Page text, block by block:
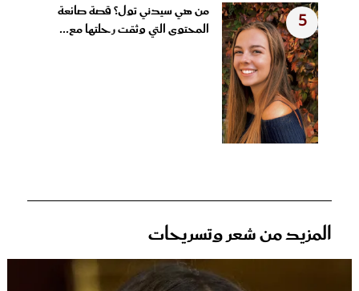
5
من هي سيدني تول؟ قصة صانعة
المحتوى التي وثقت رحلتها مع...
المزيد من شعر وتسريحات